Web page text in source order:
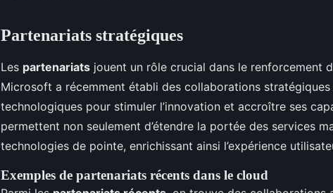
Partenariats stratégiques
Les partenariats jouent un rôle crucial dans le renforcement
Microsoft a récemment établi des collaborations
technologiques pour stimuler l’innovation et accroître ses
permettent non seulement d’étendre la portée des services
technologies de pointe, enrichissant ainsi l’expérience
Exemples de partenariats récents dans le cloud